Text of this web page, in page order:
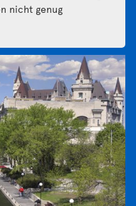
nicht genug